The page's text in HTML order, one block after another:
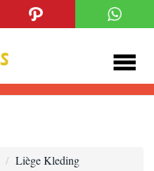
Liège Kleding